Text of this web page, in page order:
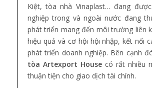
Kiệt, tòa nhà Vinaplast… đang
nghiệp trong và ngoài nước đang
phát triển mang đến môi trường liên
hiệu quả và cơ hội hội nhập, kết nối
phát triển doanh nghiệp. Bên cạnh
tòa Artexport Housecó rất nhiều
thuận tiện cho giao dịch tài chính.